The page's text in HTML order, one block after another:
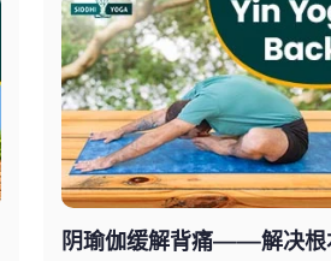
阴瑜伽缓解背痛——解决根